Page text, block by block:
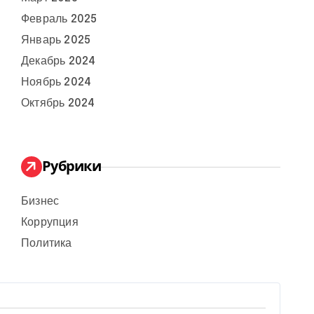
Февраль 2025
Январь 2025
Декабрь 2024
Ноябрь 2024
Октябрь 2024
Рубрики
Бизнес
Коррупция
Политика